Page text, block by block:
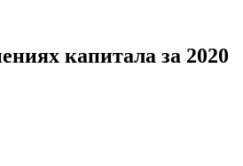
капитала за 2020